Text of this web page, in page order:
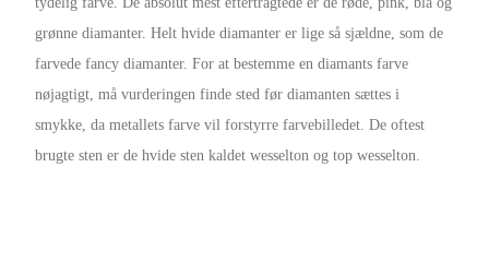
grønne diamanter. Helt hvide diamanter er lige så sjældne, som de
farvede fancy diamanter. For at bestemme en diamants farve
nøjagtigt, må vurderingen finde sted før diamanten sættes i
smykke, da metallets farve vil forstyrre farvebilledet. De oftest
brugte sten er de hvide sten kaldet wesselton og top wesselton.